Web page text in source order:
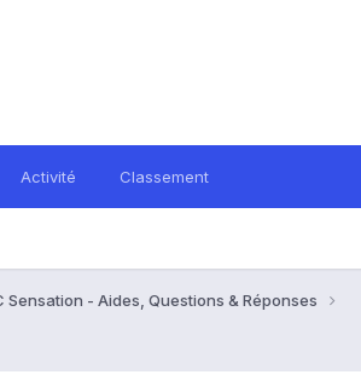
Activité Classement
Sensation - Aides, Questions & Réponses